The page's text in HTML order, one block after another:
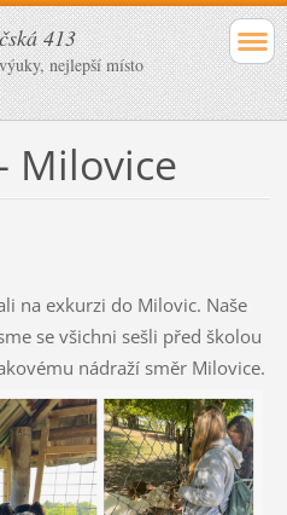
413
nejlepší místo
Milovice
na exkurzi do Milovic. Naše
se všichni sešli před školou
nádraží směr Milovice.